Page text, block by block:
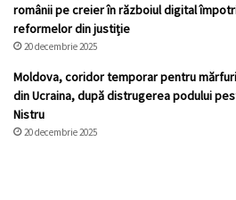
românii pe creier în războiul digital
reformelor din justiție
20 decembrie 2025
Moldova, coridor temporar pentru
din Ucraina, după distrugerea podului
Nistru
20 decembrie 2025